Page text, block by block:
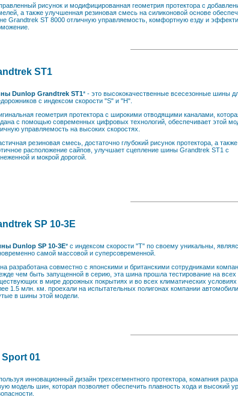
рисунок и модифицированная геометрия протектора с
а также улучшенная резиновая смесь на силиконовой основе
Grandtrek ST 8000 отличную управляемость, комфортную езду и
ST1
Dunlop Grandtrek ST1* - это высококачественные всесезонные шины
с индексом скорости "S" и "H".
геометрия протектора с широкими отводящими каналами,
с помощью современных цифровых технологий, обеспечивает этой
управляемость на высоких скоростях.
резиновая смесь, достаточно глубокий рисунок протектора, а также
расположение сайпов, улучшает сцепление шины Grandtrek ST1 с
и мокрой дорогой.
SP 10-3E
Dunlop SP 10-3E* с индексом скорости "Т" по своему уникальны,
самой массовой и суперсовременной.
разработана совместно с японскими и британскими сотрудниками
чем быть запущенной в серию, эта шина прошла тестирование на всех
в мире дорожных покрытиях и во всех климатических условиях
1.5 млн. км. проехали на испытательных полигонах компании автомобили,
в шины этой модели.
01
инновационный дизайн трехсегментного протектора, комапния
модель шин, которая позволяет обеспечить плавность хода и высокий